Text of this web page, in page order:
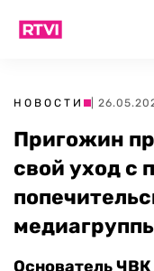
НОВОСТИ |
Пригожин
свой уход с
Основатель ЧВК